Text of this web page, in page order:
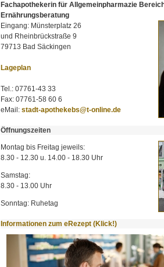
Fachapothekerin für Allgemeinpharmazie
Ernährungsberatung
Eingang: Münsterplatz 26
und Rheinbrückstraße 9
79713 Bad Säckingen
Lageplan
Tel.: 07761-43 33
Fax: 07761-58 60 6
eMail: stadt-apothekebs@t-online.de
Öffnungszeiten
Montag bis Freitag jeweils:
8.30 - 12.30 u. 14.00 - 18.30 Uhr
Samstag:
8.30 - 13.00 Uhr
Sonntag: Ruhetag
Informationen zum eRezept (Klick!)